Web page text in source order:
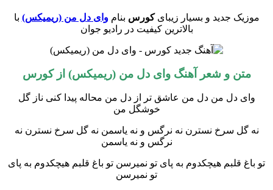
موزیک جدید و بسیار زیبایکورس بنام وای دل من (ریمیکس) با
بالاترین کیفیت در رادیو جوان
متن و شعر آهنگ وای دل من (ریمیکس) از کورس
وای دل من دل من عاشق تر از دل من محاله پیدا کنی ناز گل
خوشگل من
نه گل سرخ نسترن نه نرگس و نه یاسمن نه گل سرخ نسترن نه
نرگس و نه یاسمن
تو باغ قلبم هیچکدوم به پای تو نمیرسن تو باغ قلبم هیچکدوم به پای
تو نمیرسن